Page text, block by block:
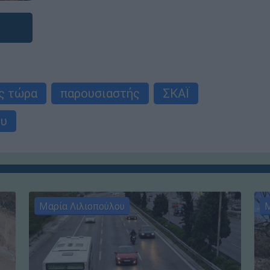
τώρα παρουσιαστής
ΣΚΑΪ
Μαρία Λιλιοπούλου